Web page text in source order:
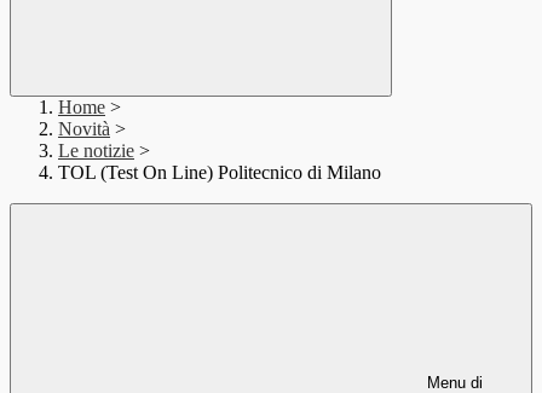
Home >
Novità >
Le notizie >
TOL (Test On Line) Politecnico di Milano
Menu di